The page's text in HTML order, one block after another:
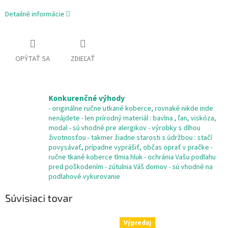
Detailné informácie
OPÝTAŤ SA ZDIEĽAŤ
Konkurenčné výhody
- originálne ručne utkané koberce, rovnaké nikde inde
nenájdete - len prírodný materiál : bavlna , ľan, viskóza,
modal - sú vhodné pre alergikov - výrobky s dlhou
životnosťou - takmer žiadne starosti s údržbou : stačí
povysávať, prípadne vyprášiť, občas oprať v pračke -
ručne tkané koberce tlmia hluk - ochránia Vašu podlahu
pred poškodením - zútulnia Váš domov - sú vhodné na
podlahové vykurovanie
Súvisiaci tovar
Výpredaj